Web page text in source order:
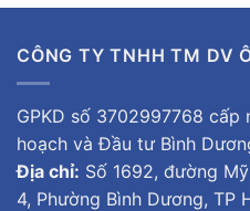
CÔNG TY TNHH TM DV
GPKD số 3702997768
hoạch và Đầu tư Bình
Địa chỉ: Số 1692, đường
4, Phường Bình Dương, TP